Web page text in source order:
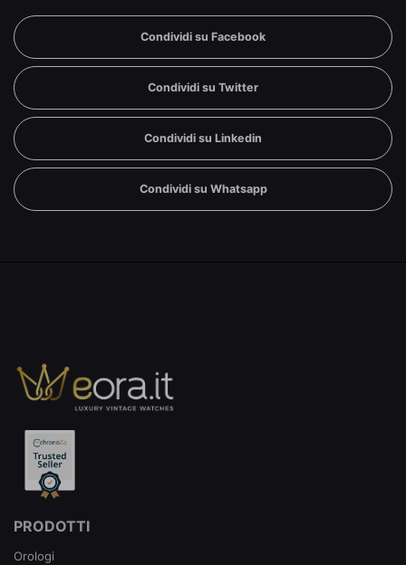
Condividi su Facebook
Condividi su Twitter
Condividi su Linkedin
Condividi su Whatsapp
PRODOTTI
Orologi